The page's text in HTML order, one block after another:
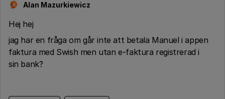
A Alan Mazurkiewicz
Hej hej
jag har en fråga om går inte att betala Manuel i appen
faktura med Swish men utan e-faktura registrerad i
sin bank?